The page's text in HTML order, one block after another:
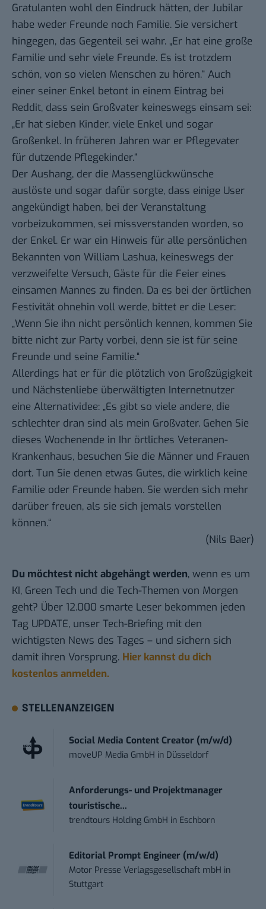
Gratulanten wohl den Eindruck hätten, der Jubilar
habe weder Freunde noch Familie. Sie versichert
hingegen, das Gegenteil sei wahr. „Er hat eine große
Familie und sehr viele Freunde. Es ist trotzdem
schön, von so vielen Menschen zu hören.“ Auch
einer seiner Enkel betont in einem Eintrag bei
Reddit, dass sein Großvater keineswegs einsam sei:
„Er hat sieben Kinder, viele Enkel und sogar
Großenkel. In früheren Jahren war er Pflegevater
für dutzende Pflegekinder.“
Der Aushang, der die Massenglückwünsche
auslöste und sogar dafür sorgte, dass einige User
angekündigt haben, bei der Veranstaltung
vorbeizukommen, sei missverstanden worden, so
der Enkel. Er war ein Hinweis für alle persönlichen
Bekannten von William Lashua, keineswegs der
verzweifelte Versuch, Gäste für die Feier eines
einsamen Mannes zu finden. Da es bei der örtlichen
Festivität ohnehin voll werde, bittet er die Leser:
„Wenn Sie ihn nicht persönlich kennen, kommen Sie
bitte nicht zur Party vorbei, denn sie ist für seine
Freunde und seine Familie.“
Allerdings hat er für die plötzlich von Großzügigkeit
und Nächstenliebe überwältigten Internetnutzer
eine Alternatividee: „Es gibt so viele andere, die
schlechter dran sind als mein Großvater. Gehen Sie
dieses Wochenende in Ihr örtliches Veteranen-
Krankenhaus, besuchen Sie die Männer und Frauen
dort. Tun Sie denen etwas Gutes, die wirklich keine
Familie oder Freunde haben. Sie werden sich mehr
darüber freuen, als sie sich jemals vorstellen
können.“
(Nils Baer)
Du möchtest nicht abgehängt werden, wenn es um
KI, Green Tech und die Tech-Themen von Morgen
geht? Über 12.000 smarte Leser bekommen jeden
Tag UPDATE, unser Tech-Briefing mit den
wichtigsten News des Tages – und sichern sich
damit ihren Vorsprung. Hier kannst du dich
kostenlos anmelden.
STELLENANZEIGEN
Social Media Content Creator (m/w/d)
moveUP Media GmbH in Düsseldorf
Anforderungs- und Projektmanager
touristische...
trendtours Holding GmbH in Eschborn
Editorial Prompt Engineer (m/w/d)
Motor Presse Verlagsgesellschaft mbH in
Stuttgart